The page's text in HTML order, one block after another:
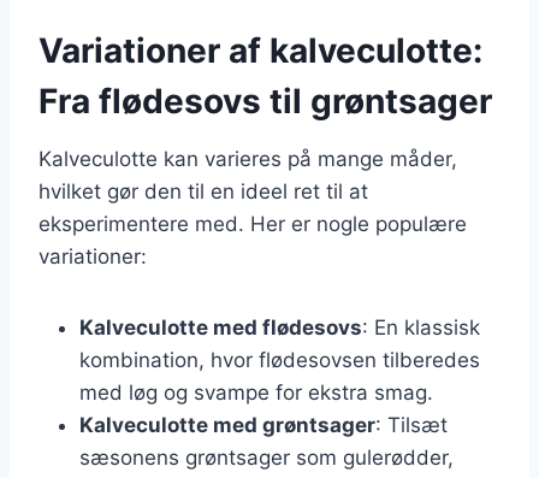
Variationer af kalveculotte:
Fra flødesovs til grøntsager
Kalveculotte kan varieres på mange måder,
hvilket gør den til en ideel ret til at
eksperimentere med. Her er nogle populære
variationer:
Kalveculotte med flødesovs: En klassisk
kombination, hvor flødesovsen tilberedes
med løg og svampe for ekstra smag.
Kalveculotte med grøntsager: Tilsæt
sæsonens grøntsager som gulerødder,